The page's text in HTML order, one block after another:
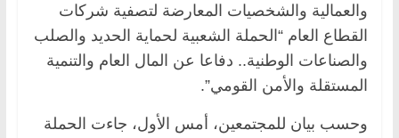
والعمالية والشخصيات المعارضة لتصفية شركات
القطاع العام “الحملة الشعبية لحماية الحديد والصلب
والصناعات الوطنية.. دفاعا عن المال العام والتنمية
المستقلة والأمن القومي”.
وحسب بيان للمجتمعين، أمس الأول، جاءت الحملة